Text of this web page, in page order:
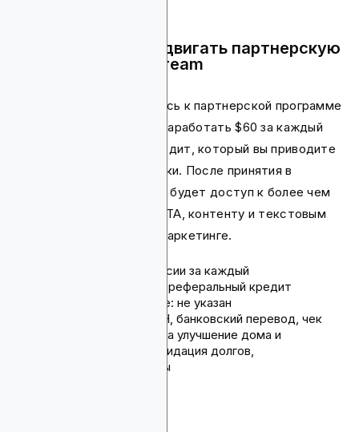
Почему стоит продвигать партнерскую
программу Lightstream
Когда вы присоединяетесь к партнерской программе
Lightstream, вы можете заработать $60 за каждый
профинансированный кредит, который вы приводите
через партнерские ссылки. После принятия в
качестве партнера у вас будет доступ к более чем
100 баннерам, кнопкам CTA, контенту и текстовым
ссылкам для помощи в маркетинге.
Комиссия: $60 комиссии за каждый
профинансированный реферальный кредит
Срок действия cookie: не указан
Способы оплаты: ACH, банковский перевод, чек
Продукты: кредиты на улучшение дома и
автокредиты, консолидация долгов,
рекреационные займы